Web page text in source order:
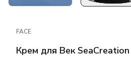
FACE
Крем для Век